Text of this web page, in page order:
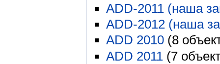
ADD-2011 (наша
ADD-2012 (наша
ADD 2010 (8
ADD 2011 (7